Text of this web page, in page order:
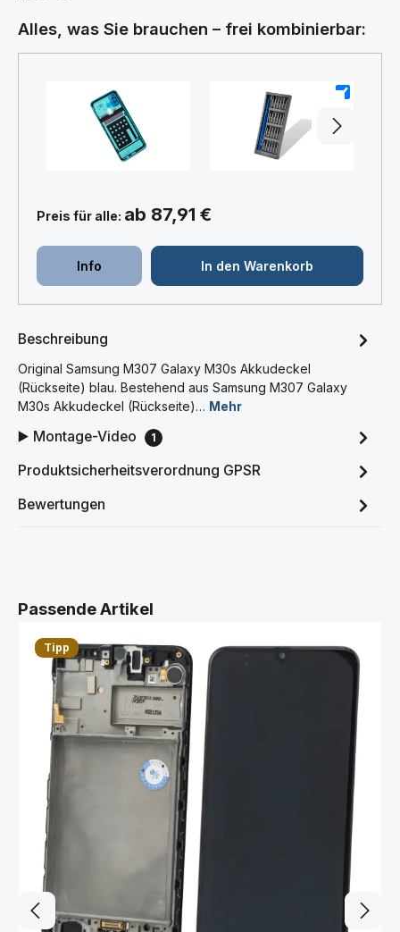
Alles, was Sie brauchen – frei kombinierbar:
Preis für alle: ab 87,91 €
Info In den Warenkorb
Beschreibung
Original Samsung M307 Galaxy M30s Akkudeckel
(Rückseite) blau. Bestehend aus Samsung M307 Galaxy
M30s Akkudeckel (Rückseite)… Mehr
▶️ Montage-Video 1
Produktsicherheitsverordnung GPSR
Bewertungen
Produktgalerie überspringen
Passende Artikel
Tipp